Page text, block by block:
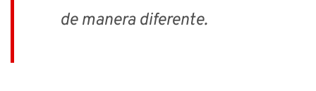
de manera diferente.